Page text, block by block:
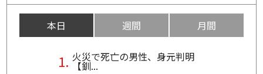
本日 週間 月間
火災で死亡の男性、身元判明
【釧...